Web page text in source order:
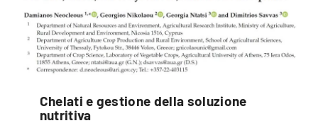
Chelati e gestione della soluzione
nutritiva